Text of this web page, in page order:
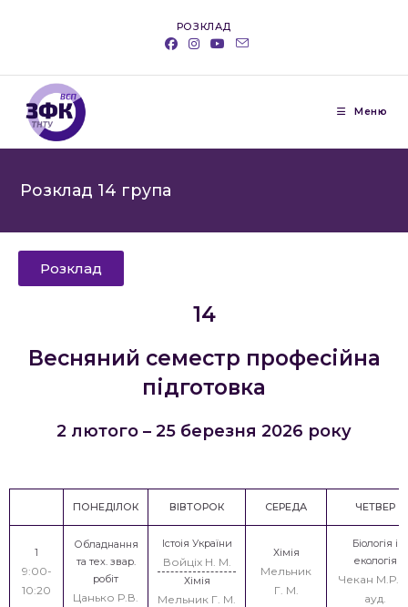
РОЗКЛАД
Меню
Розклад 14 група
Розклад
14
Весняний семестр професійна
підготовка
2 лютого – 25 березня 2026 року
ПОНЕДІЛОК ВІВТОРОК СЕРЕДА ЧЕТВЕР
1
9:00-
10:20
Обладнання
та тех. звар.
робіт
Цанько Р.В.
Істоія України
Войціх Н. М.
Хімія
Мельник Г. М.
Хімія
Мельник
Г. М.
Біологія і
екологія
Чекан М.Р. -
ауд.